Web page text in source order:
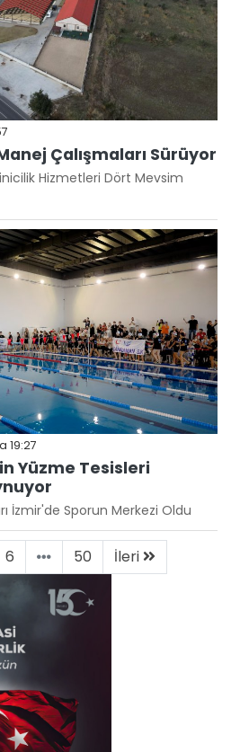
Çalışmaları Sürüyor
Hizmetleri Dört Mevsim
19:27
Yüzme Tesisleri
İzmir'de Sporun Merkezi Oldu
6 50 İleri